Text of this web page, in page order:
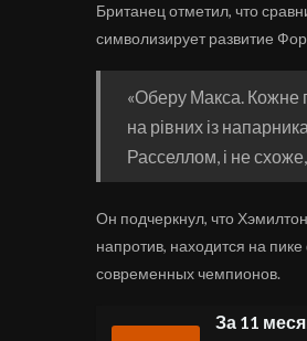
Британец отметил, что
символизирует развитие
«Оберу Макса. Кожне
на рівних із
Расселлом, і не
Он подчеркнул, что
напротив, находится на
современных чемпионов.
За 11